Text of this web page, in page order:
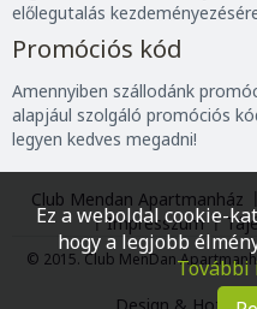
előlegutalás
Promóciós kód
Amennyiben szállodánk
alapjául szolgáló promóciós
legyen kedves megadni!
Club Mendan Apartmanház
Impresszum
© 2015. Club MenDan
Design & Hotel
Ez a weboldal cookie-
hogy a legjobb
További